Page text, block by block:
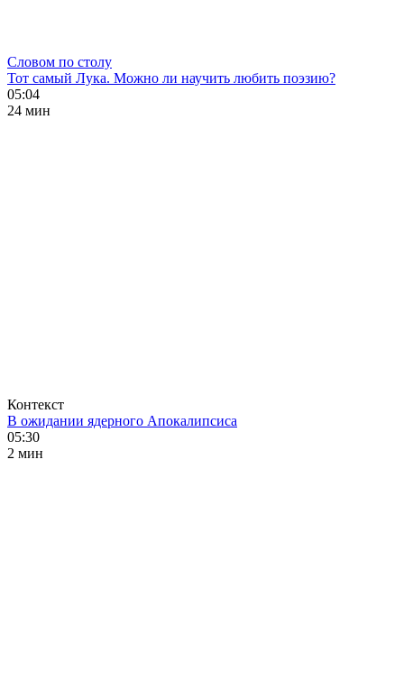
Словом по столу
Тот самый Лука. Можно ли научить любить поэзию?
05:04
24 мин
Контекст
В ожидании ядерного Апокалипсиса
05:30
2 мин